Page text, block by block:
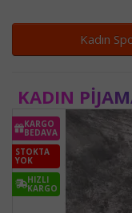
Kadın
KADIN
KARGO
BEDAVA
STOKTA
YOK
HIZLI
KARGO